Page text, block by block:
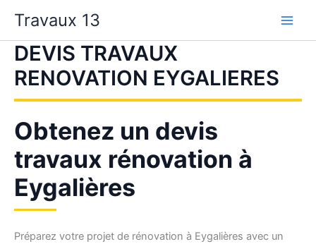
contenu
Travaux 13
DEVIS TRAVAUX
RENOVATION EYGALIERES
Obtenez un devis
travaux rénovation à
Eygalières
Préparez votre projet de rénovation à Eygalières avec un